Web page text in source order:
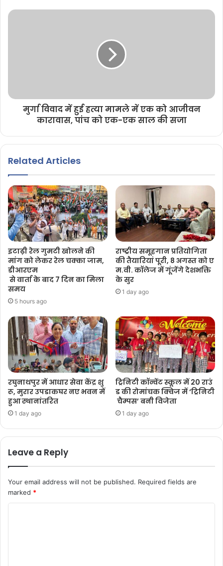
मुर्गा विवाद में हुई हत्या मामले में एक को आजीवन
कारावास, पांच को एक-एक साल की सजा
Related Articles
इटाढ़ी रेल गुमटी खोलने की
मांग को लेकर रेल चक्का जाम,
डीआरएम
से वार्ता के बाद 7 दिन का मिला
समय
5 hours ago
राष्ट्रीय समूहगान प्रतियोगिता
की तैयारियां पूरी, 8 अगस्त को ए
म.वी. कॉलेज में गूंजेंगे देशभक्ति
के सुर
1 day ago
रघुनाथपुर में आधार सेवा केंद्र शु
रू, मुरार उपडाकघर नए भवन में
हुआ स्थानांतरित
1 day ago
ट्रिनिटी कॉन्वेंट स्कूल में 20 राउं
ड की रोमांचक क्विज में ‘ट्रिनिटी
चैम्पस’ बनी विजेता
1 day ago
Leave a Reply
Your email address will not be published. Required fields are
marked *